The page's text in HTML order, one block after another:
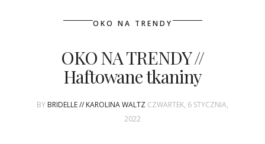
OKO NA TRENDY
OKO NA TRENDY //
Haftowane tkaniny
BY BRIDELLE // KAROLINA WALTZ CZWARTEK, 6 STYCZNIA,
2022